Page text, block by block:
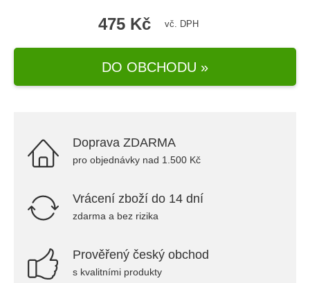
475 Kč vč. DPH
DO OBCHODU »
Doprava ZDARMA
pro objednávky nad 1.500 Kč
Vrácení zboží do 14 dní
zdarma a bez rizika
Prověřený český obchod
s kvalitními produkty